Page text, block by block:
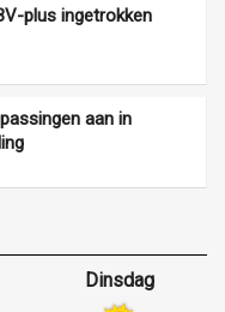
plus ingetrokken
aan in
Dinsdag